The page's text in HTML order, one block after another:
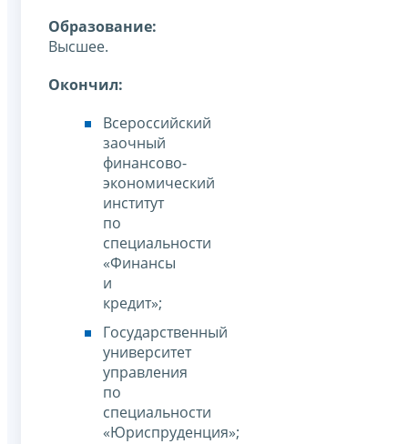
Образование:
Высшее.
Окончил:
Всероссийский
заочный
финансово-
экономический
институт
по
специальности
«Финансы
и
кредит»;
Государственный
университет
управления
по
специальности
«Юриспруденция»;